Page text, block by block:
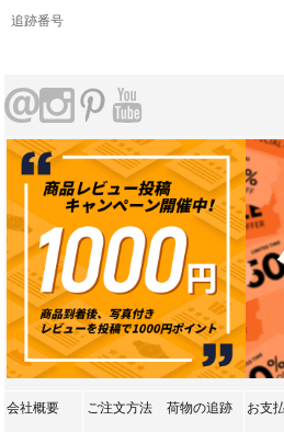
追跡番号
会社概要 ご注文方法 荷物の追跡 お支